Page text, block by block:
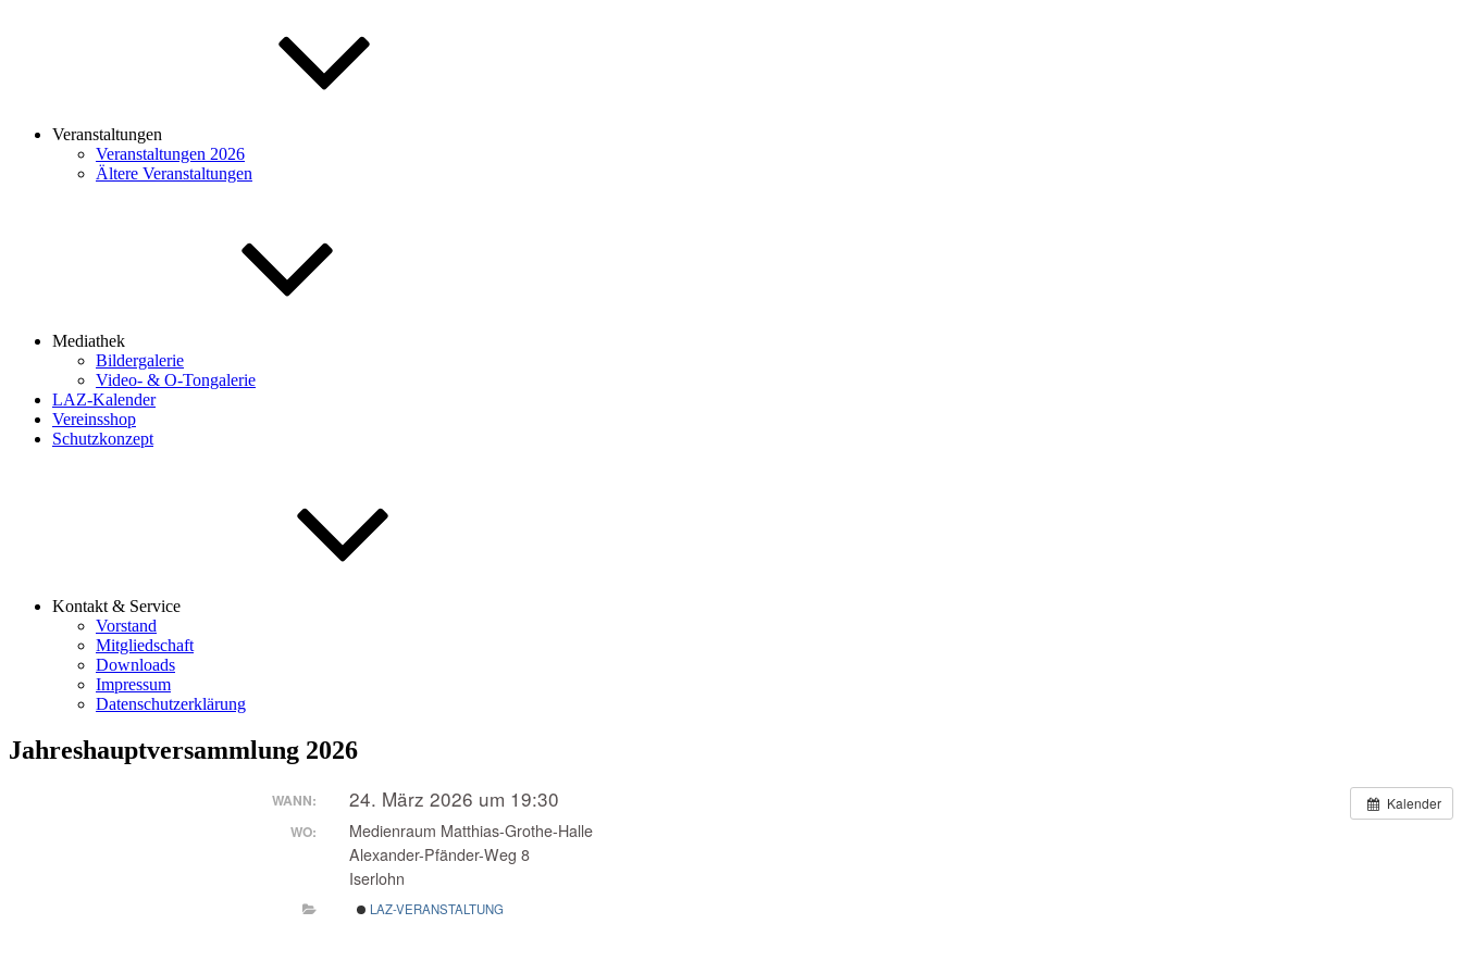
Veranstaltungen
Veranstaltungen 2026
Ältere Veranstaltungen
Mediathek
Bildergalerie
Video- & O-Tongalerie
LAZ-Kalender
Vereinsshop
Schutzkonzept
Kontakt & Service
Vorstand
Mitgliedschaft
Downloads
Impressum
Datenschutzerklärung
Jahreshauptversammlung 2026
Kalender
WANN: 24. März 2026 um 19:30
WO:
Medienraum Matthias-Grothe-Halle
Alexander-Pfänder-Weg 8
Iserlohn
LAZ-VERANSTALTUNG